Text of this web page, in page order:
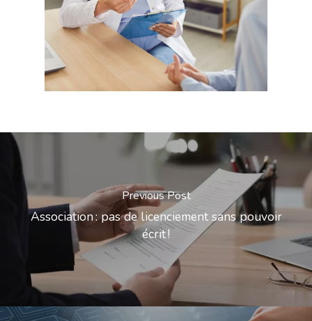
Previous Post
Association : pas de licenciement sans pouvoir
écrit !